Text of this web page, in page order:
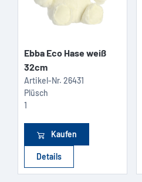
Ebba Eco Hase weiß
32cm
Artikel-Nr. 26431
Plüsch
1
Kaufen
Details